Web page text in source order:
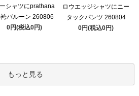
シャツにprathana
バルーン 260806
0円(税込0円)
ロウエッジシャツにニー
タックパンツ 260804
0円(税込0円)
もっと見る